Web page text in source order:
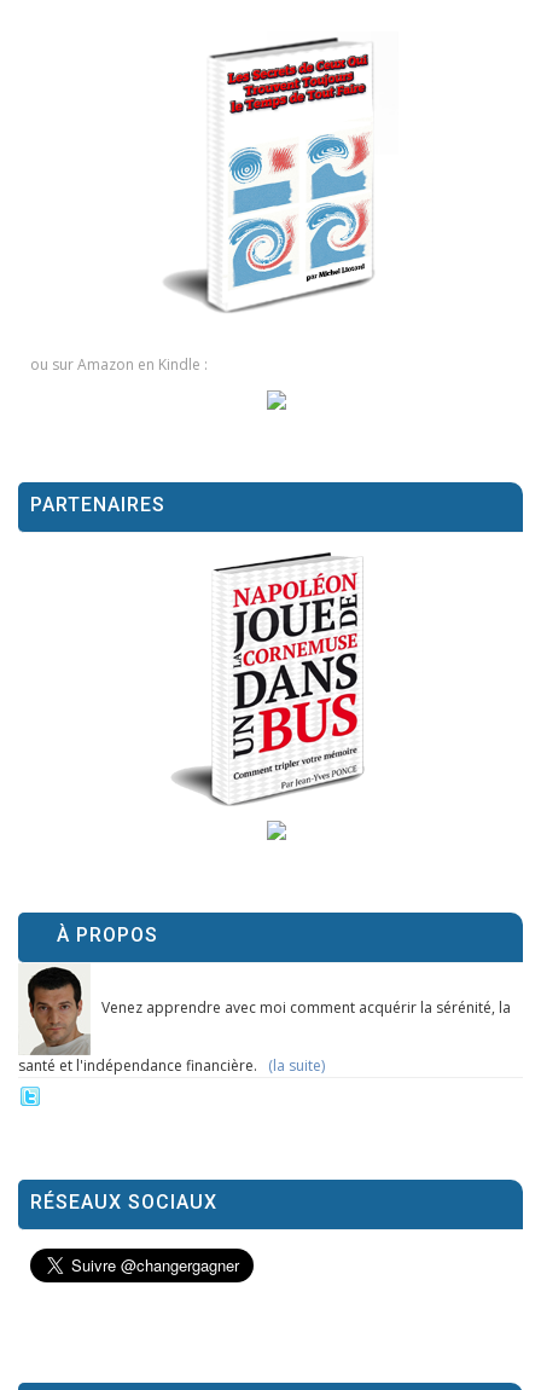
ou sur Amazon en Kindle :
PARTENAIRES
À PROPOS
Venez apprendre avec moi comment acquérir la sérénité, la
santé et l'indépendance financière. (la suite)
RÉSEAUX SOCIAUX